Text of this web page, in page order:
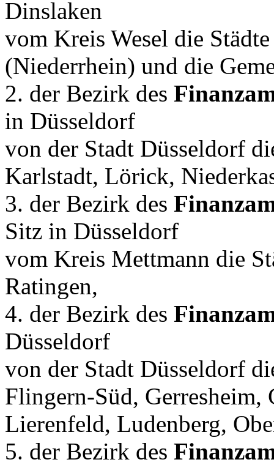
Dinslaken
vom Kreis Wesel die
(Niederrhein) und die
2. der Bezirk des
in Düsseldorf
von der Stadt Düsseldorf
Karlstadt, Lörick,
3. der Bezirk des
Sitz in Düsseldorf
vom Kreis Mettmann die
Ratingen,
4. der Bezirk des
Düsseldorf
von der Stadt Düsseldorf
Flingern-Süd, Gerresheim,
Lierenfeld, Ludenberg,
5. der Bezirk des